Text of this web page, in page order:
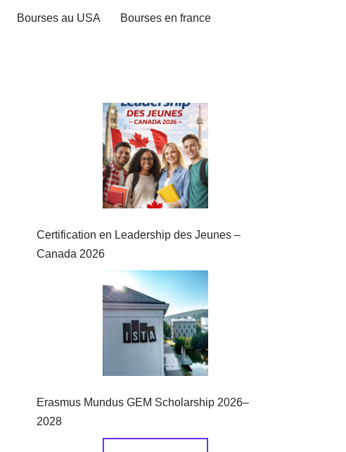
Bourses au USA
Bourses en france
Certification en Leadership des Jeunes –
Canada 2026
Erasmus Mundus GEM Scholarship 2026–
2028